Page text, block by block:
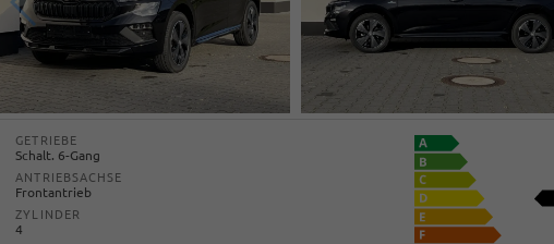
GETRIEBE
Schalt. 6-Gang
ANTRIEBSACHSE
Frontantrieb
ZYLINDER
4